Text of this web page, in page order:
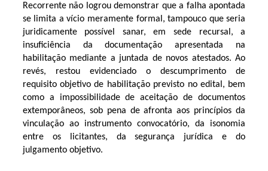
Recorrente não logrou demonstrar que a falha apontada
se limita a vício meramente formal, tampouco que seria
juridicamente possível sanar, em sede recursal, a
insuficiência da documentação apresentada na
habilitação mediante a juntada de novos atestados. Ao
revés, restou evidenciado o descumprimento de
requisito objetivo de habilitação previsto no edital, bem
como a impossibilidade de aceitação de documentos
extemporâneos, sob pena de afronta aos princípios da
vinculação ao instrumento convocatório, da isonomia
entre os licitantes, da segurança jurídica e do
julgamento objetivo.